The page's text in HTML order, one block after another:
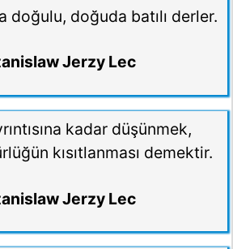
doğulu, doğuda batılı derler.
Jerzy Lec
kadar düşünmek,
kısıtlanması demektir.
Jerzy Lec